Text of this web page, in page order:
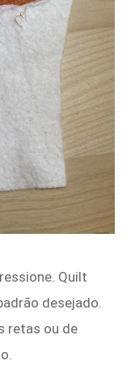
Quilt
desejado.
retas ou de